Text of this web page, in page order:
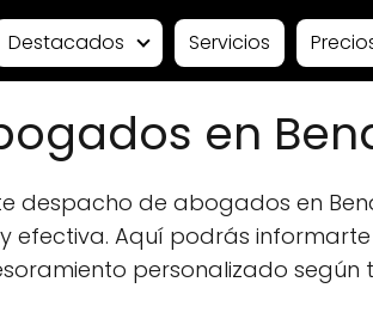
Destacados Servicios
en
despacho de abogados en
Aquí podrás informarte
personalizado según